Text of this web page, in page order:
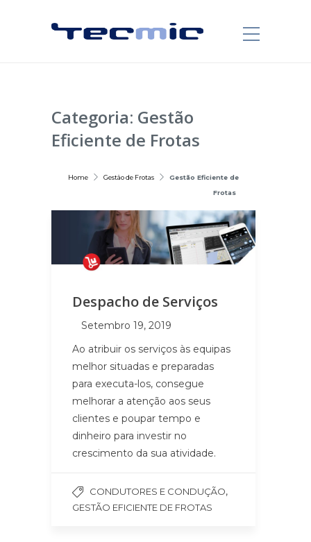
Categoria: Gestão
Eficiente de Frotas
Home Gestão de Frotas
Gestão Eficiente de
Frotas
Despacho de Serviços
Setembro 19, 2019
Ao atribuir os serviços às equipas
melhor situadas e preparadas
para executa-los, consegue
melhorar a atenção aos seus
clientes e poupar tempo e
dinheiro para investir no
crescimento da sua atividade.
CONDUTORES E CONDUÇÃO,
GESTÃO EFICIENTE DE FROTAS